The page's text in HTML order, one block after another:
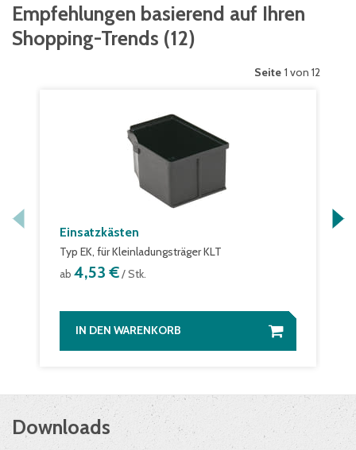
Empfehlungen basierend auf Ihren
Shopping-Trends (12)
Seite 1 von 12
Einsatzkästen
Typ EK, für Kleinladungsträger KLT
ab 4,53 €/ Stk.
IN DEN WARENKORB
Downloads